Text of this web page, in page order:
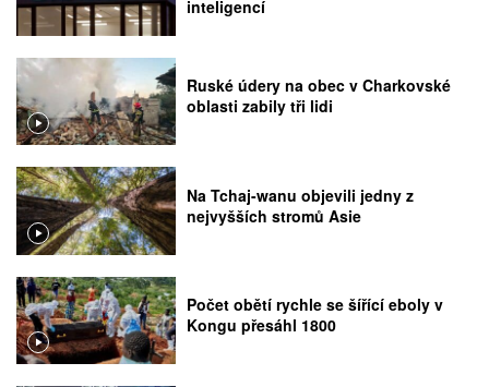
inteligencí
Ruské údery na obec v Charkovské
oblasti zabily tři lidi
Na Tchaj-wanu objevili jedny z
nejvyšších stromů Asie
Počet obětí rychle se šířící eboly v
Kongu přesáhl 1800